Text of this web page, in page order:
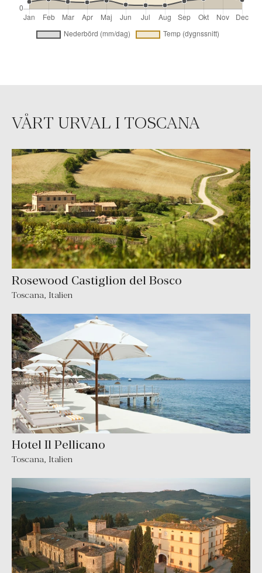
VÅRT URVAL I TOSCANA
Rosewood Castiglion del Bosco
Toscana, Italien
Hotel Il Pellicano
Toscana, Italien